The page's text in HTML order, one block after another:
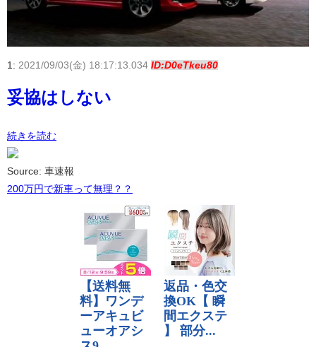
1: 2021/09/03(金) 18:17:13.034 ID:D0eTkeu80
妥協はしない
続きを読む
Source: 車速報
200万円で新車って無理？？